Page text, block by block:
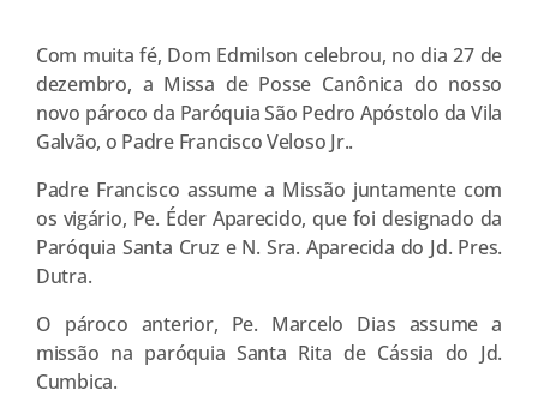
Com muita fé, Dom Edmilson celebrou, no dia 27 de
dezembro, a Missa de Posse Canônica do nosso
novo pároco da Paróquia São Pedro Apóstolo da Vila
Galvão, o Padre Francisco Veloso Jr..
Padre Francisco assume a Missão juntamente com
os vigário, Pe. Éder Aparecido, que foi designado da
Paróquia Santa Cruz e N. Sra. Aparecida do Jd. Pres.
Dutra.
O pároco anterior, Pe. Marcelo Dias assume a
missão na paróquia Santa Rita de Cássia do Jd.
Cumbica.